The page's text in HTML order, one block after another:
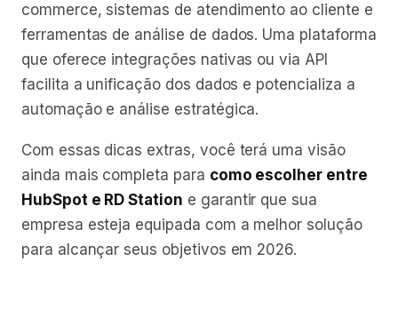
commerce, sistemas de atendimento ao cliente e
ferramentas de análise de dados. Uma plataforma
que oferece integrações nativas ou via API
facilita a unificação dos dados e potencializa a
automação e análise estratégica.
Com essas dicas extras, você terá uma visão
ainda mais completa para como escolher entre
HubSpot e RD Station e garantir que sua
empresa esteja equipada com a melhor solução
para alcançar seus objetivos em 2026.